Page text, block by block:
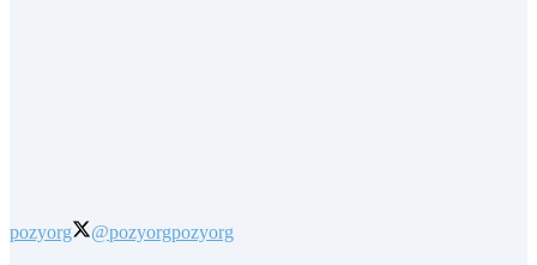
pozyorg @pozyorgpozyorg